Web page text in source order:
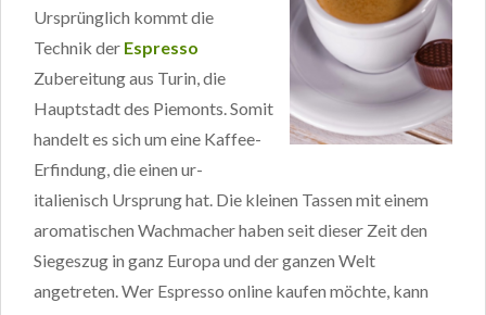
Ursprünglich kommt die
Technik der Espresso
Zubereitung aus Turin, die
Hauptstadt des Piemonts. Somit
handelt es sich um eine Kaffee-
Erfindung, die einen ur-
italienisch Ursprung hat. Die kleinen Tassen mit einem
aromatischen Wachmacher haben seit dieser Zeit den
Siegeszug in ganz Europa und der ganzen Welt
angetreten. Wer Espresso online kaufen möchte, kann